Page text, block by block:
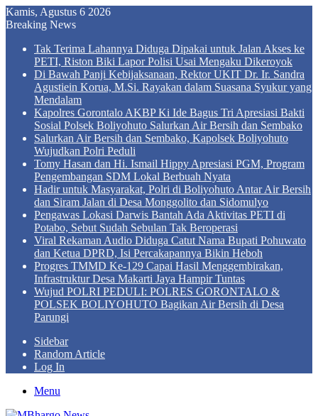
Kamis, Agustus 6 2026
Breaking News
Tak Terima Lahannya Diduga Dipakai untuk Jalan Akses ke
PETI, Riston Biki Lapor Polisi Usai Mengaku Dikeroyok
Di Bawah Panji Kebijaksanaan, Rektor UKIT Dr. Ir. Sandra
Agustiein Korua, M.Si. Rayakan dalam Suasana Syukur yang
Mendalam
Kapolres Gorontalo AKBP Ki Ide Bagus Tri Apresiasi Bakti
Sosial Polsek Boliyohuto Salurkan Air Bersih dan Sembako
Salurkan Air Bersih dan Sembako, Kapolsek Boliyohuto
Wujudkan Polri Peduli
Tomy Hasan dan Hi. Ismail Hippy Apresiasi PGM, Program
Pengembangan SDM Lokal Berbuah Nyata
Hadir untuk Masyarakat, Polri di Boliyohuto Antar Air Bersih
dan Siram Jalan di Desa Monggolito dan Sidomulyo
Pengawas Lokasi Darwis Bantah Ada Aktivitas PETI di
Potabo, Sebut Sudah Sebulan Tak Beroperasi
Viral Rekaman Audio Diduga Catut Nama Bupati Pohuwato
dan Ketua DPRD, Isi Percakapannya Bikin Heboh
Progres TMMD Ke-129 Capai Hasil Menggembirakan,
Infrastruktur Desa Makarti Jaya Hampir Tuntas
Wujud POLRI PEDULI: POLRES GORONTALO &
POLSEK BOLIYOHUTO Bagikan Air Bersih di Desa
Parungi
Sidebar
Random Article
Log In
Menu